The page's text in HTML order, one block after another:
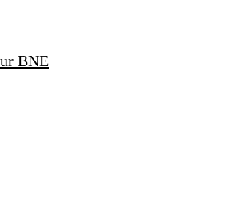
BNE